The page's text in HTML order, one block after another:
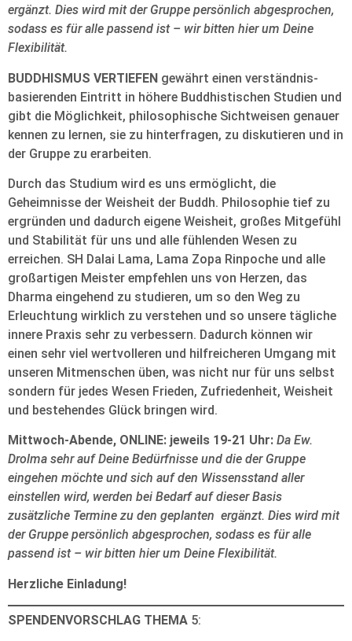
ergänzt. Dies wird mit der Gruppe persönlich abgesprochen,
sodass es für alle passend ist – wir bitten hier um Deine
Flexibilität.
BUDDHISMUS VERTIEFEN gewährt einen verständnis-
basierenden Eintritt in höhere Buddhistischen Studien und
gibt die Möglichkeit, philosophische Sichtweisen genauer
kennen zu lernen, sie zu hinterfragen, zu diskutieren und in
der Gruppe zu erarbeiten.
Durch das Studium wird es uns ermöglicht, die
Geheimnisse der Weisheit der Buddh. Philosophie tief zu
ergründen und dadurch eigene Weisheit, großes Mitgefühl
und Stabilität für uns und alle fühlenden Wesen zu
erreichen. SH Dalai Lama, Lama Zopa Rinpoche und alle
großartigen Meister empfehlen uns von Herzen, das
Dharma eingehend zu studieren, um so den Weg zu
Erleuchtung wirklich zu verstehen und so unsere tägliche
innere Praxis sehr zu verbessern. Dadurch können wir
einen sehr viel wertvolleren und hilfreicheren Umgang mit
unseren Mitmenschen üben, was nicht nur für uns selbst
sondern für jedes Wesen Frieden, Zufriedenheit, Weisheit
und bestehendes Glück bringen wird.
Mittwoch-Abende, ONLINE: jeweils 19-21 Uhr: Da Ew.
Drolma sehr auf Deine Bedürfnisse und die der Gruppe
eingehen möchte und sich auf den Wissensstand aller
einstellen wird, werden bei Bedarf auf dieser Basis
zusätzliche Termine zu den geplanten ergänzt. Dies wird mit
der Gruppe persönlich abgesprochen, sodass es für alle
passend ist – wir bitten hier um Deine Flexibilität.
Herzliche Einladung!
SPENDENVORSCHLAG THEMA 5: